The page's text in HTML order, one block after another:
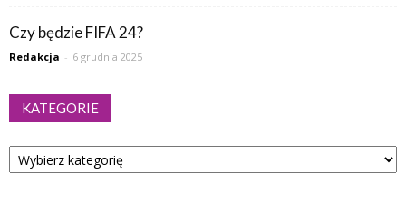
Czy będzie FIFA 24?
Redakcja - 6 grudnia 2025
KATEGORIE
Kategorie